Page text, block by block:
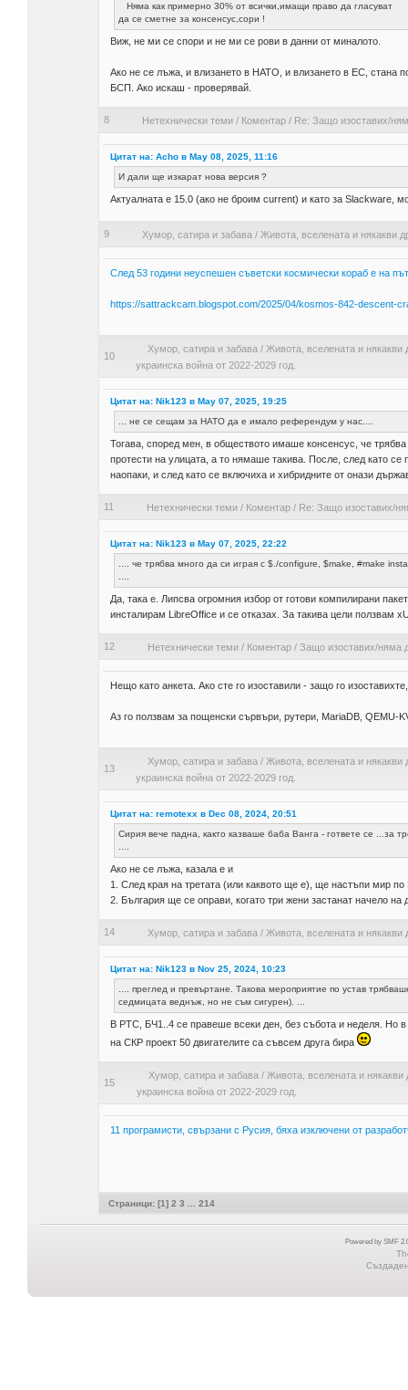
Няма как примерно 30% от всички,имащи право да гласуват
да се сметне за консенсус,сори !
Виж, не ми се спори и не ми се рови в данни от миналото.
Ако не се лъжа, и влизането в НАТО, и влизането в ЕС, стана
БСП. Ако искаш - проверявай.
8 Нетехнически теми/ Коментар/ Re: Защо изоставих/
Цитат на: Acho в May 08, 2025, 11:16
И дали ще изкарат нова версия ?
Актуалната е 15.0 (ако не броим current) и като за Slackware,
9 Хумор, сатира и забава / Живота, вселената и някакви
След 53 години неуспешен съветски космически кораб е на
https://sattrackcam.blogspot.com/2025/04/kosmos-842-descent-
10
Хумор, сатира и забава / Живота, вселената и някакви
украинска война от 2022-2029 год.
Цитат на: Nik123 в May 07, 2025, 19:25
... не се сещам за НАТО да е имало референдум у нас....
Тогава, според мен, в обществото имаше консенсус, че
протести на улицата, а то нямаше такива. После, след като
наопаки, и след като се включиха и хибридните от онази
11 Нетехнически теми/ Коментар/ Re: Защо изоставих/
Цитат на: Nik123 в May 07, 2025, 22:22
.... че трябва много да си играя с $./configure, $make, #make
....
Да, така е. Липсва огромния избор от готови компилирани
инсталирам LibreOffice и се отказах. За такива цели ползвам
12 Нетехнически теми/ Коментар/ Защо изоставих/няма
Нещо като анкета. Ако сте го изоставили - защо го
Аз го ползвам за пощенски сървъри, рутери, MariaDB, QEMU-
13
Хумор, сатира и забава / Живота, вселената и някакви
украинска война от 2022-2029 год.
Цитат на: remotexx в Dec 08, 2024, 20:51
Сирия вече падна, както казваше баба Ванга - гответе се ...за
....
Ако не се лъжа, казала е и
1. След края на третата (или каквото ще е), ще настъпи мир
2. България ще се оправи, когато три жени застанат начело
14 Хумор, сатира и забава / Живота, вселената и някакви
Цитат на: Nik123 в Nov 25, 2024, 10:23
.... преглед и превъртане. Такова мероприятие по устав
седмицата веднъж, но не съм сигурен). ...
В РТС, БЧ1..4 се правеше всеки ден, без събота и неделя. Но в
на СКР проект 50 двигателите са съвсем друга бира
15
Хумор, сатира и забава / Живота, вселената и някакви
украинска война от 2022-2029 год.
11 програмисти, свързани с Русия, бяха изключени от
Страници: [1] 2 3 214
Powered by SMF